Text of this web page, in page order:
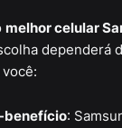
melhor celular
dependerá
benefício: